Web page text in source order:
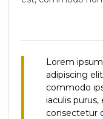
Lorem
adipiscing
commodo
iaculis
consectetur